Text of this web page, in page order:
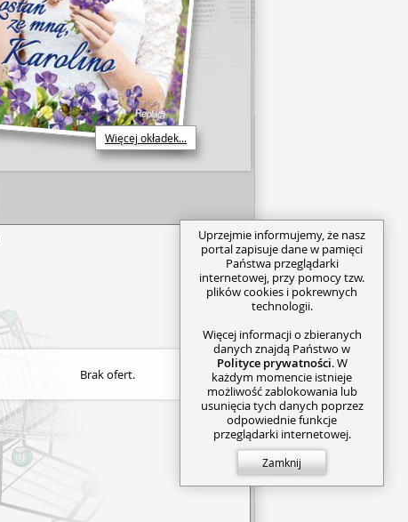
Więcej okładek...
Brak ofert.
Uprzejmie informujemy, że nasz
portal zapisuje dane w pamięci
Państwa przeglądarki
internetowej, przy pomocy tzw.
plików cookies i pokrewnych
technologii.
Więcej informacji o zbieranych
danych znajdą Państwo w
Polityce prywatności. W
każdym momencie istnieje
możliwość zablokowania lub
usunięcia tych danych poprzez
odpowiednie funkcje
przeglądarki internetowej.
Zamknij